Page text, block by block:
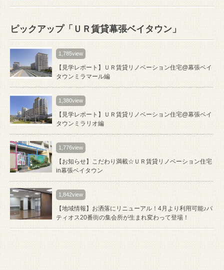
ピックアップ「ＵＲ賃貸幕張ベイタウン」
1,785view
【見学レポート】ＵＲ賃貸リノベーション住宅@幕張ベイ
タウンミラマール編
1,380view
【見学レポート】ＵＲ賃貸リノベーション住宅@幕張ベイ
タウンミラリオ編
1,776view
【お知らせ】こだわり満載☆ＵＲ賃貸リノベーション住宅
in幕張ベイタウン
1,842view
【地域情報】お洒落にリニューアル！4月より利用可能♪パ
ティオス20番街の集会所が生まれ変わって登場！